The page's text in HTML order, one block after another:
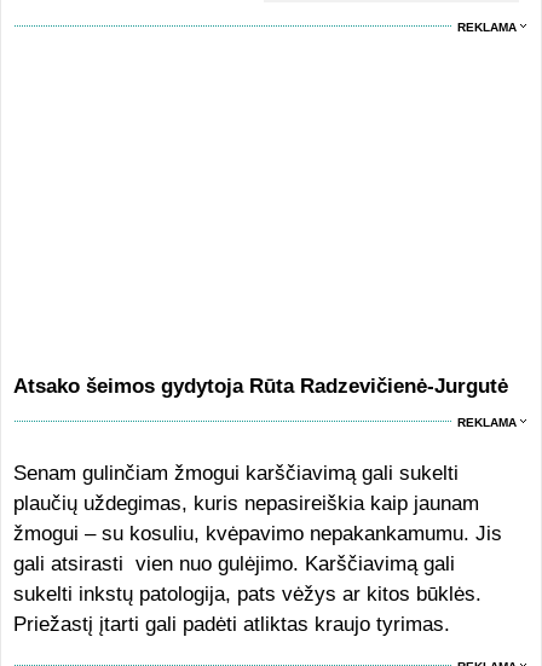
REKLAMA
Atsako šeimos gydytoja Rūta Radzevičienė-Jurgutė
REKLAMA
Senam gulinčiam žmogui karščiavimą gali sukelti
plaučių uždegimas, kuris nepasireiškia kaip jaunam
žmogui – su kosuliu, kvėpavimo nepakankamumu. Jis
gali atsirasti vien nuo gulėjimo. Karščiavimą gali
sukelti inkstų patologija, pats vėžys ar kitos būklės.
Priežastį įtarti gali padėti atliktas kraujo tyrimas.